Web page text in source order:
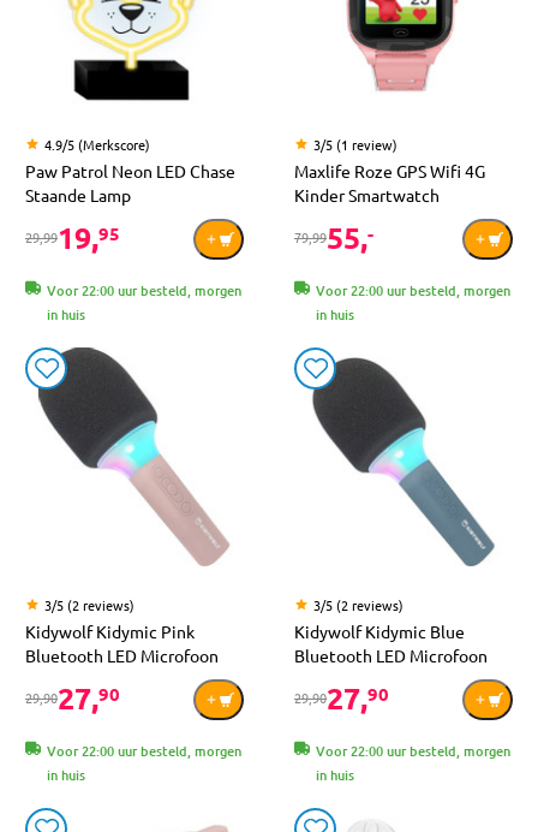
4.9/5 (Merkscore)
Paw Patrol Neon LED Chase
Staande Lamp
29,9919,95
Voor 22:00 uur besteld, morgen
in huis
3/5 (1 review)
Maxlife Roze GPS Wifi 4G
Kinder Smartwatch
79,9955,-
Voor 22:00 uur besteld, morgen
in huis
3/5 (2 reviews)
Kidywolf Kidymic Pink
Bluetooth LED Microfoon
29,9027,90
Voor 22:00 uur besteld, morgen
in huis
3/5 (2 reviews)
Kidywolf Kidymic Blue
Bluetooth LED Microfoon
29,9027,90
Voor 22:00 uur besteld, morgen
in huis